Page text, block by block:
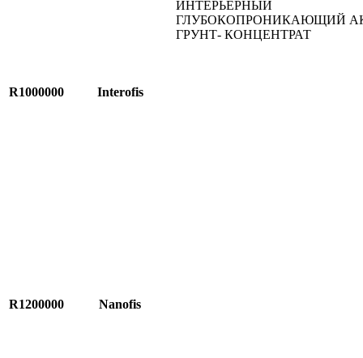
ИНТЕРЬЕРНЫЙ
ГЛУБОКОПРОНИКАЮЩИЙ
ГРУНТ- КОНЦЕНТРАТ
R1000000 Interofis
R1200000 Nanofis